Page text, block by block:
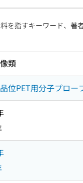
を指すキーワード、著
類
位PET用分子プロー